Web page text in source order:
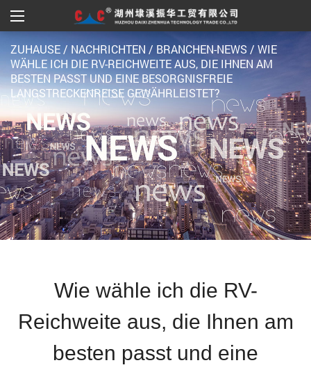
ZUHAUSE / NACHRICHTEN / BRANCHEN-NEWS / WIE
WÄHLE ICH DIE RV-REICHWEITE AUS, DIE IHNEN AM
BESTEN PASST UND EINE BESORGNISFREIE
LANGSTRECKENREISE GEWÄHRLEISTET?
Wie wähle ich die RV-
Reichweite aus, die Ihnen am
besten passt und eine